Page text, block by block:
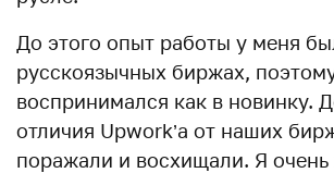
До этого опыт работы у меня
русскоязычных биржах,
воспринимался как в новинку.
отличия Upwork’a от наших
поражали и восхищали. Я